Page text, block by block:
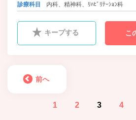
診療科目
内科、精神科、ﾘﾊﾋﾞﾘﾃｰｼｮﾝ科
キープする こ
前へ
1 2 3 4